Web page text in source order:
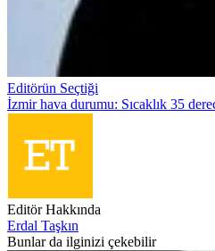
Editörün Seçtiği
İzmir hava durumu: Sıcaklık 35
Editör Hakkında
Erdal Taşkın
Bunlar da ilginizi çekebilir